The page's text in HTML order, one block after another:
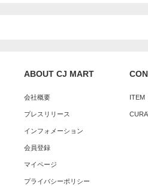
ABOUT CJ MART
会社概要
プレスリリース
インフォメーション
会員登録
マイページ
プライバシーポリシー
ITEM